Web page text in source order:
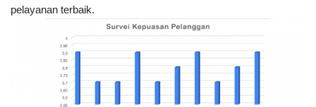
pelayanan terbaik.